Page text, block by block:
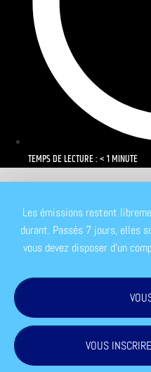
TEMPS DE LECTURE : < 1 MINUTE
Les émissions restent
durant. Passés 7 jours, elles
vous devez disposer d'un
VOUS